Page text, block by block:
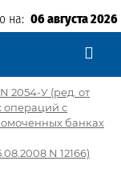
на: 06 августа 2026
2054-У (ред. от
операций с
банках
N 12166)